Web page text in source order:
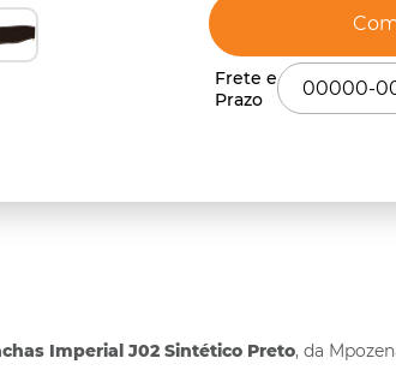
Imperial J02 Sintético Preto, da